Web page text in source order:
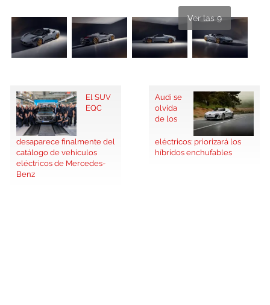
Ver las 9
El SUV
EQC
desaparece finalmente del
catálogo de vehículos
eléctricos de Mercedes-
Benz
Audi se
olvida
de los
eléctricos: priorizará los
híbridos enchufables